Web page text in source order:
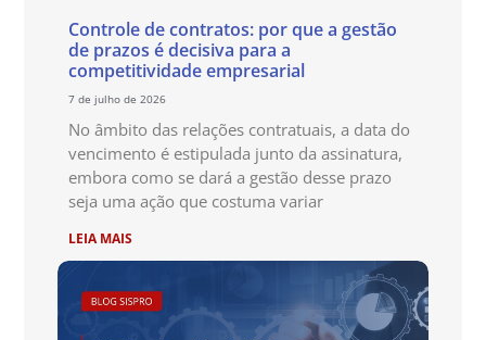
Controle de contratos: por que a gestão
de prazos é decisiva para a
competitividade empresarial
7 de julho de 2026
No âmbito das relações contratuais, a data do
vencimento é estipulada junto da assinatura,
embora como se dará a gestão desse prazo
seja uma ação que costuma variar
LEIA MAIS